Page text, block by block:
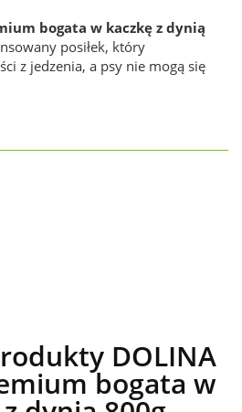
bogata w kaczkę z dynią
posiłek, który
z jedzenia, a psy nie mogą się
DOLINA
bogata w